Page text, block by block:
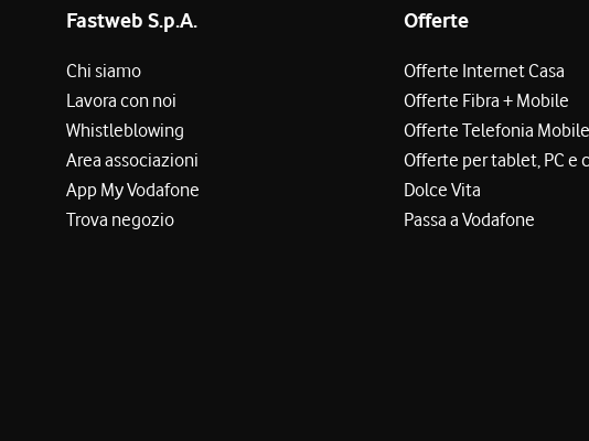
Fastweb S.p.A.
Chi siamo
Lavora con noi
Whistleblowing
Area associazioni
App My Vodafone
Trova negozio
Offerte
Offerte Internet Casa
Offerte Fibra + Mobile
Offerte Telefonia Mobile
Offerte per tablet, PC e
Dolce Vita
Passa a Vodafone